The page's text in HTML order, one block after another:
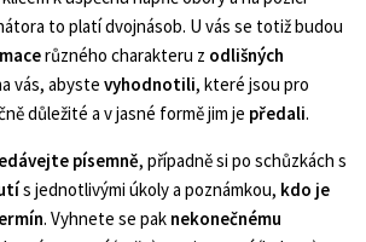
to platí dvojnásob. U vás se totiž budou
různého charakteru z odlišných
vás, abyste vyhodnotili, které jsou pro
důležité a v jasné formě jim je předali.
písemně, případně si po schůzkách s
s jednotlivými úkoly a poznámkou, kdo je
. Vyhnete se pak nekonečnému